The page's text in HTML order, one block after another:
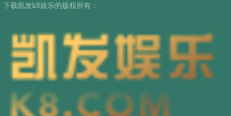
下载凯发k8娱乐的版权所有：